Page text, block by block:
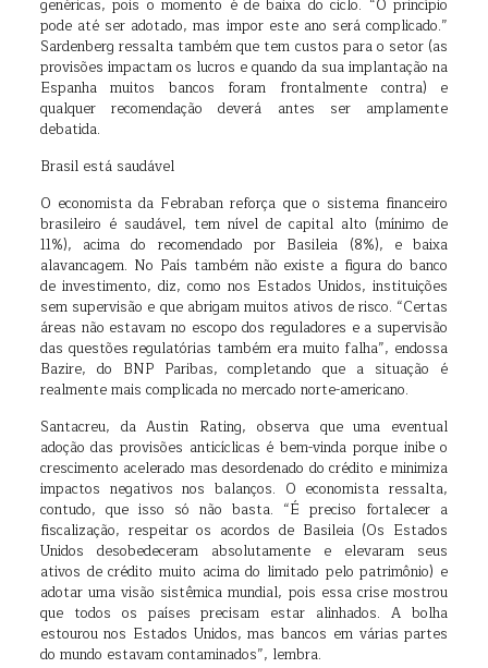
genéricas, pois o momento é de baixa do ciclo. “O princípio
pode até ser adotado, mas impor este ano será complicado.”
Sardenberg ressalta também que tem custos para o setor (as
provisões impactam os lucros e quando da sua implantação na
Espanha muitos bancos foram frontalmente contra) e
qualquer recomendação deverá antes ser amplamente
debatida.
Brasil está saudável
O economista da Febraban reforça que o sistema financeiro
brasileiro é saudável, tem nível de capital alto (mínimo de
11%), acima do recomendado por Basileia (8%), e baixa
alavancagem. No País também não existe a figura do banco
de investimento, diz, como nos Estados Unidos, instituições
sem supervisão e que abrigam muitos ativos de risco. “Certas
áreas não estavam no escopo dos reguladores e a supervisão
das questões regulatórias também era muito falha”, endossa
Bazire, do BNP Paribas, completando que a situação é
realmente mais complicada no mercado norte-americano.
Santacreu, da Austin Rating, observa que uma eventual
adoção das provisões anticíclicas é bem-vinda porque inibe o
crescimento acelerado mas desordenado do crédito e minimiza
impactos negativos nos balanços. O economista ressalta,
contudo, que isso só não basta. “É preciso fortalecer a
fiscalização, respeitar os acordos de Basileia (Os Estados
Unidos desobedeceram absolutamente e elevaram seus
ativos de crédito muito acima do limitado pelo patrimônio) e
adotar uma visão sistêmica mundial, pois essa crise mostrou
que todos os países precisam estar alinhados. A bolha
estourou nos Estados Unidos, mas bancos em várias partes
do mundo estavam contaminados”, lembra.